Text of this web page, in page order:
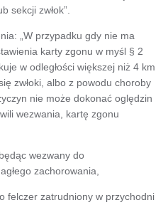
sekcji zwłok”.
„W przypadku gdy nie ma
karty zgonu w myśl § 2
w odległości większej niż 4 km
zwłoki, albo z powodu choroby
nie może dokonać oględzin
wezwania, kartę zgonu
wezwany do
zachorowania,
felczer zatrudniony w przychodni